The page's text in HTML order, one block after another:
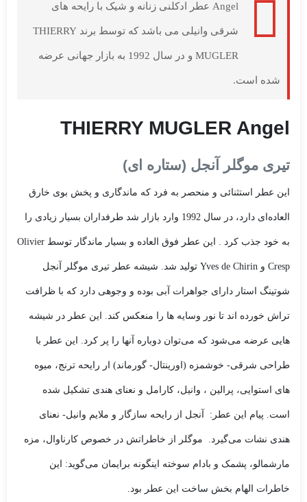
Angel عطر ادکلنی زنانه و شیک با رایحه های
شرقی وانیلی می باشد که توسط برند THIERRY
MUGLER و در سال 1992 به بازار جهانی عرضه
شده است.
THIERRY MUGLER Angel
تیری موگلر آنجل (ستاره ای)
این عطر استثنائی و منحصر به فرد که ماندگاری و پخش بوی خارق
العاده‌ای دارد، در سال 1992 وارد بازار شد طرفداران بسیار زیادی را
به خود جذب کرد . این عطر فوق العاده و بسیار ماندگار توسط Olivier
Cresp و Yves de Chirin تولید شد. شیشه عطر تیری موگلر آنجل
شوتینگ استار دارای جواهرات آبی بوده و وجوهی دارد که با ظرافت
تراش خورده اند تا نور وسایه ها را منعکس کند. این عطر در شیشه
هایی عرضه می‌شود که می‌توان دوباره آنها را پر کرد. این عطر با
طراحی شرقی- خوشمزه (اورینتال- گورماند) ار رایحه ترنج، میوه
های استوایی، پرالین ، وانیل، کارامل و نعنای هندی تشکیل شده
است. پیام این عطر: آنجل از رایحه سازگار و ملایم وانیل- نعنای
هندی نشات می‌گیرد. موگلر از خاطراتش در خصوص کارناوال، مزه
مارشمالو، پشمک و بادام سوخته اینگونه برایمان می‌‌گوید: این
خاطرات الهام بخش ساخت این عطر بود.